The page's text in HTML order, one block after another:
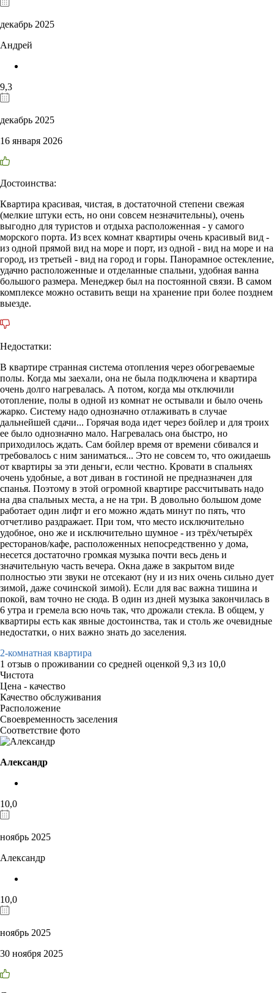
декабрь 2025
Андрей
9,3
декабрь 2025
16 января 2026
Достоинства:
Квартира красивая, чистая, в достаточной степени свежая
(мелкие штуки есть, но они совсем незначительны), очень
выгодно для туристов и отдыха расположенная - у самого
морского порта. Из всех комнат квартиры очень красивый вид -
из одной прямой вид на море и порт, из одной - вид на море и на
город, из третьей - вид на город и горы. Панорамное остекление,
удачно расположенные и отделанные спальни, удобная ванна
большого размера. Менеджер был на постоянной связи. В самом
комплексе можно оставить вещи на хранение при более позднем
выезде.
Недостатки:
В квартире странная система отопления через обогреваемые
полы. Когда мы заехали, она не была подключена и квартира
очень долго нагревалась. А потом, когда мы отключили
отопление, полы в одной из комнат не остывали и было очень
жарко. Систему надо однозначно отлаживать в случае
дальнейшей сдачи... Горячая вода идет через бойлер и для троих
ее было однозначно мало. Нагревалась она быстро, но
приходилось ждать. Сам бойлер время от времени сбивался и
требовалось с ним заниматься... Это не совсем то, что ожидаешь
от квартиры за эти деньги, если честно. Кровати в спальнях
очень удобные, а вот диван в гостиной не предназначен для
спанья. Поэтому в этой огромной квартире рассчитывать надо
на два спальных места, а не на три. В довольно большом доме
работает один лифт и его можно ждать минут по пять, что
отчетливо раздражает. При том, что место исключительно
удобное, оно же и исключительно шумное - из трёх/четырёх
ресторанов/кафе, расположенных непосредственно у дома,
несется достаточно громкая музыка почти весь день и
значительную часть вечера. Окна даже в закрытом виде
полностью эти звуки не отсекают (ну и из них очень сильно дует
зимой, даже сочинской зимой). Если для вас важна тишина и
покой, вам точно не сюда. В один из дней музыка закончилась в
6 утра и гремела всю ночь так, что дрожали стекла. В общем, у
квартиры есть как явные достоинства, так и столь же очевидные
недостатки, о них важно знать до заселения.
2-комнатная квартира
1 отзыв о проживании со средней оценкой 9,3 из 10,0
Чистота
Цена - качество
Качество обслуживания
Расположение
Своевременность заселения
Соответствие фото
Александр
10,0
ноябрь 2025
Александр
10,0
ноябрь 2025
30 ноября 2025